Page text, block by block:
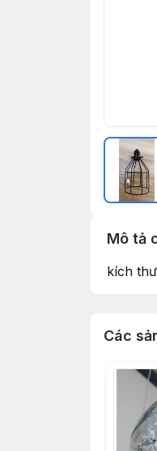
Mô tả
kích
Các